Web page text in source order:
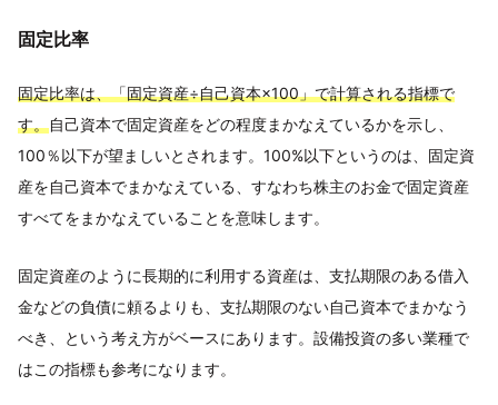
固定比率
固定比率は、「固定資産÷自己資本×100」で計算される指標で
す。自己資本で固定資産をどの程度まかなえているかを示し、
100％以下が望ましいとされます。100%以下というのは、固定資
産を自己資本でまかなえている、すなわち株主のお金で固定資産
すべてをまかなえていることを意味します。
固定資産のように長期的に利用する資産は、支払期限のある借入
金などの負債に頼るよりも、支払期限のない自己資本でまかなう
べき、という考え方がベースにあります。設備投資の多い業種で
はこの指標も参考になります。